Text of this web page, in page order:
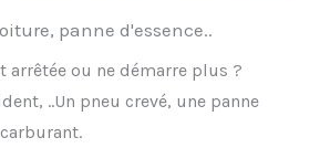
panne d'essence..
arrêtée ou ne démarre plus ?
..Un pneu crevé, une panne